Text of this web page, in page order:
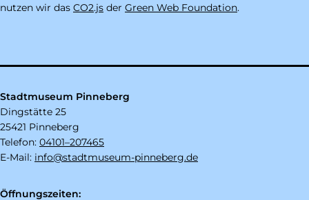
nutzen wir das CO2.js der Green Web Foundation.
Stadtmuseum Pinneberg
Dingstätte 25
25421 Pinneberg
Telefon: 04101–207465
E-Mail: info@stadtmuseum-pinneberg.de
Öffnungszeiten: